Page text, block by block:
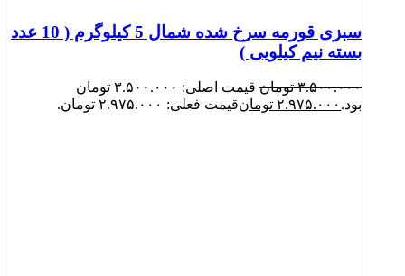
سبزی قورمه سرخ شده شمال 5 کیلوگرم ( 10 عدد
بسته نیم کیلویی )
۳.۵۰۰.۰۰۰ تومان
قیمت اصلی: ۳.۵۰۰.۰۰۰ تومان
بود. ۲.۹۷۵.۰۰۰ تومانقیمت فعلی: ۲.۹۷۵.۰۰۰ تومان.